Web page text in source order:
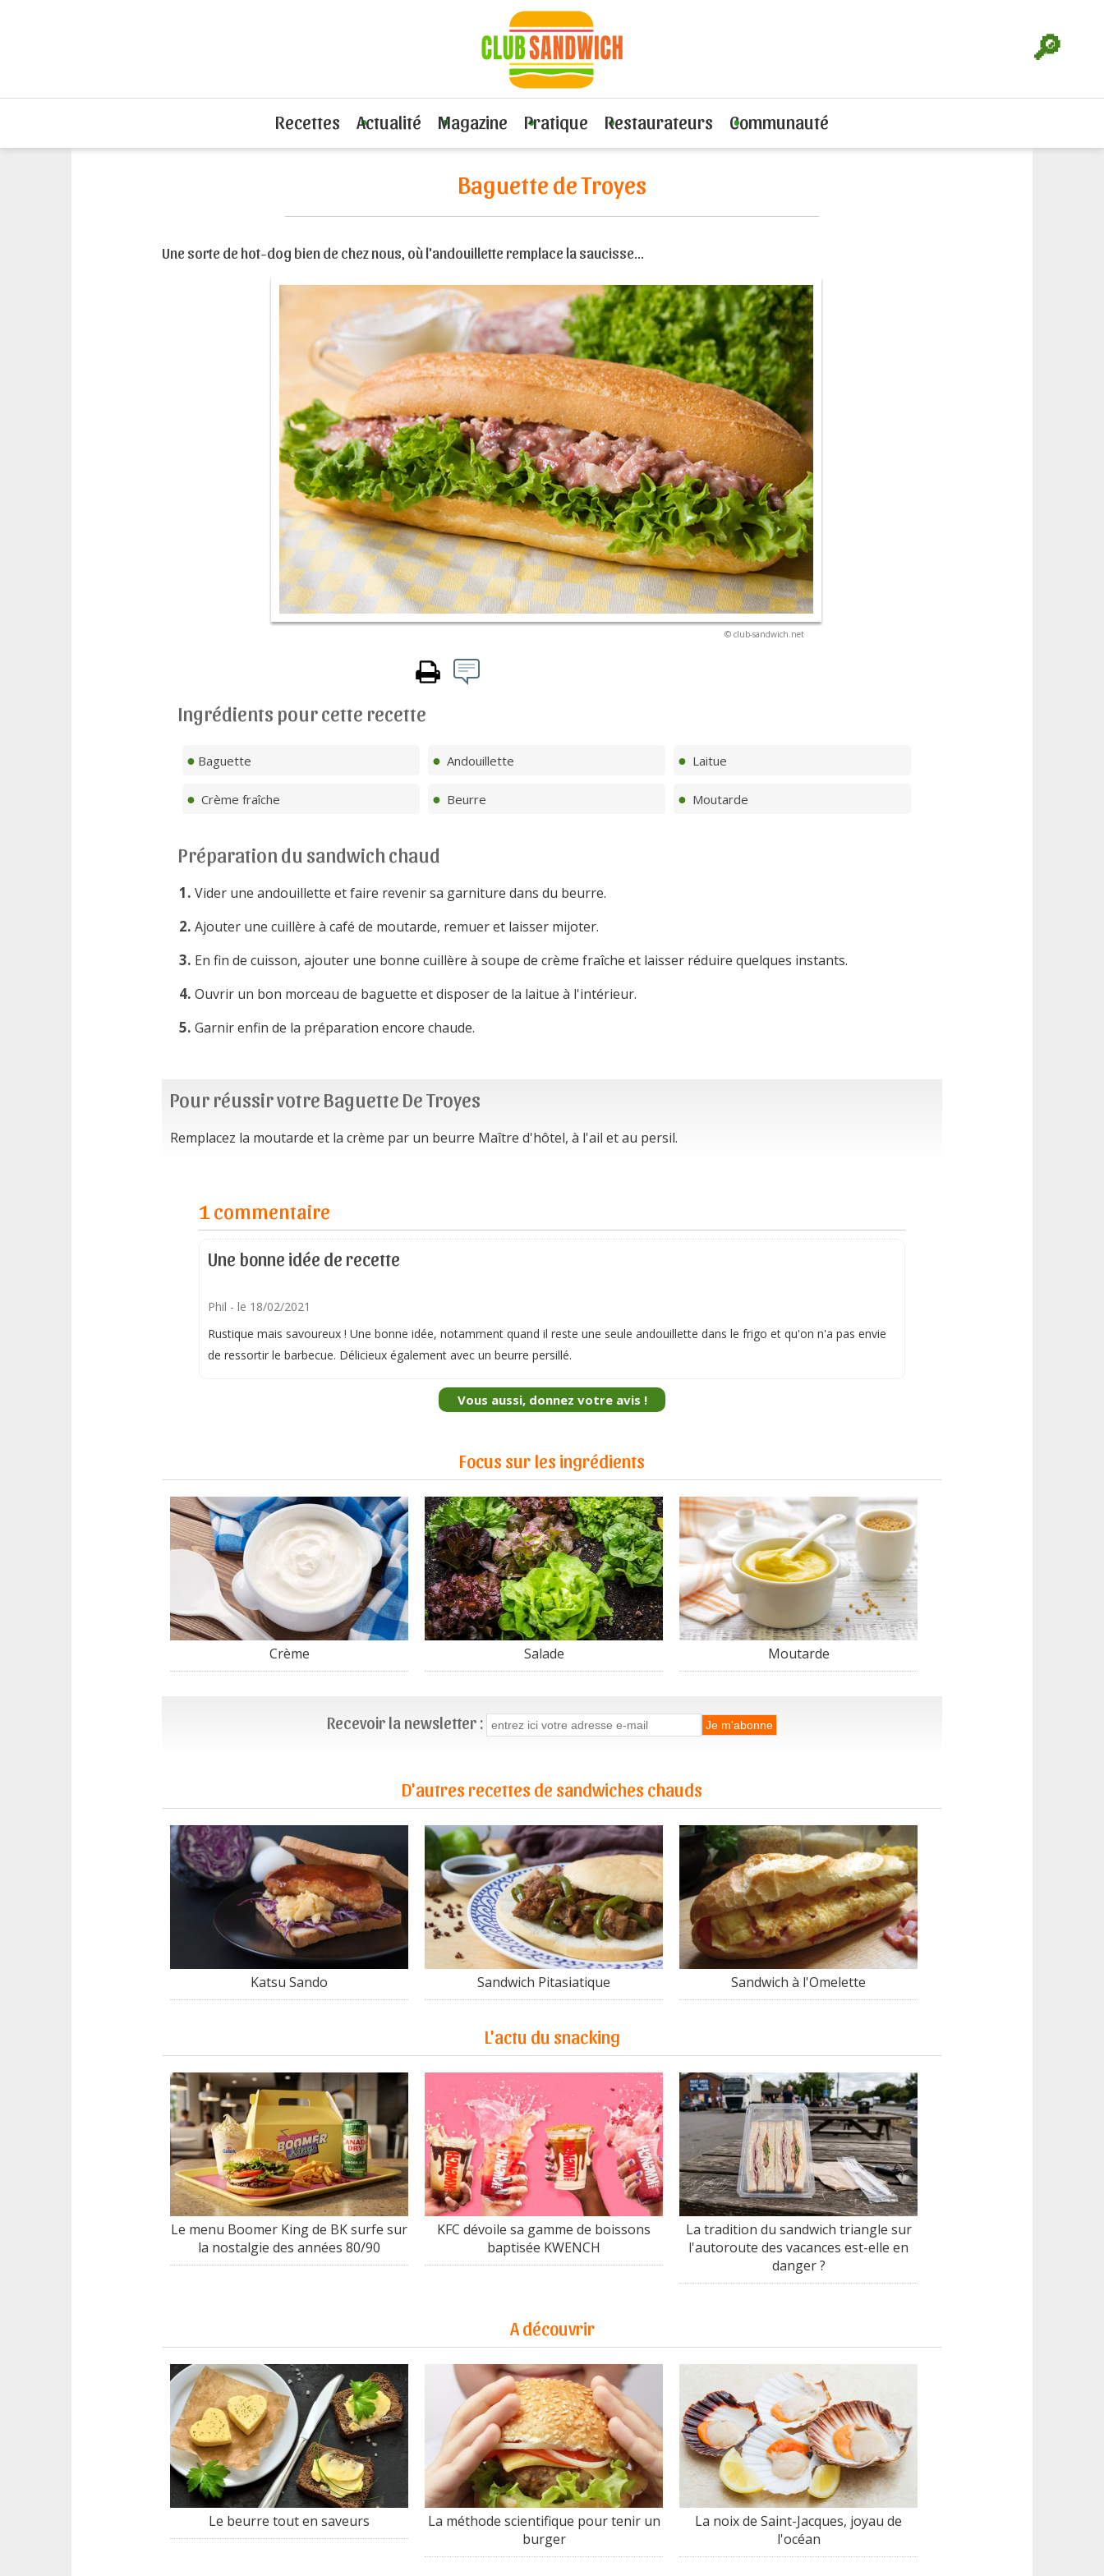
🔎
Recettes Actualité Magazine Pratique Restaurateurs Communauté
Recette Baguette de Troyes
Baguette de Troyes
Une sorte de hot-dog bien de chez nous, où l'andouillette remplace la saucisse...
© club-sandwich.net
Ingrédients pour cette recette
Baguette Andouillette Laitue
Crème fraîche Beurre Moutarde
Préparation du sandwich chaud
Vider une andouillette et faire revenir sa garniture dans du beurre.
Ajouter une cuillère à café de moutarde, remuer et laisser mijoter.
En fin de cuisson, ajouter une bonne cuillère à soupe de crème fraîche et laisser réduire quelques instants.
Ouvrir un bon morceau de baguette et disposer de la laitue à l'intérieur.
Garnir enfin de la préparation encore chaude.
Pour réussir votre Baguette De Troyes
Remplacez la moutarde et la crème par un beurre Maître d'hôtel, à l'ail et au persil.
1 commentaire
Une bonne idée de recette
Phil - le 18/02/2021
Rustique mais savoureux ! Une bonne idée, notamment quand il reste une seule andouillette dans le frigo et qu'on n'a pas envie
de ressortir le barbecue. Délicieux également avec un beurre persillé.
Vous aussi, donnez votre avis !
Focus sur les ingrédients
Crème Salade Moutarde
Recevoir la newsletter :
D'autres recettes de sandwiches chauds
Katsu Sando Sandwich Pitasiatique Sandwich à l'Omelette
L'actu du snacking
Le menu Boomer King de BK surfe sur
la nostalgie des années 80/90
KFC dévoile sa gamme de boissons
baptisée KWENCH
La tradition du sandwich triangle sur
l'autoroute des vacances est-elle en
danger ?
A découvrir
Le beurre tout en saveurs
La méthode scientifique pour tenir un
burger
La noix de Saint-Jacques, joyau de
l'océan